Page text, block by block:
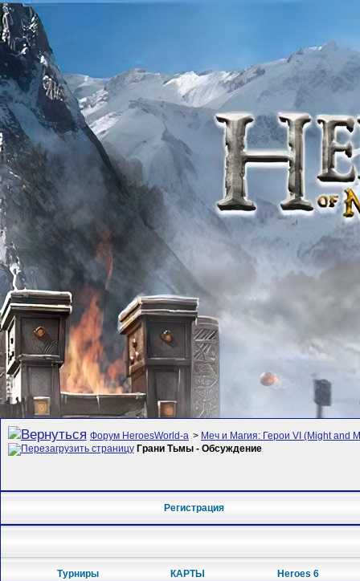
Форум HeroesWorld-а > Меч и Магия: Герои VI (Might and
Грани Тьмы - Обсуждение
Регистрация
Турниры КАРТЫ Heroes 6